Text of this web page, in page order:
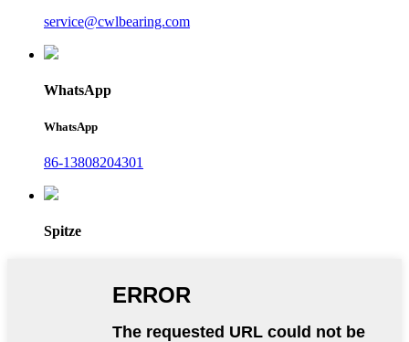
service@cwlbearing.com
WhatsApp
WhatsApp
86-13808204301
Spitze